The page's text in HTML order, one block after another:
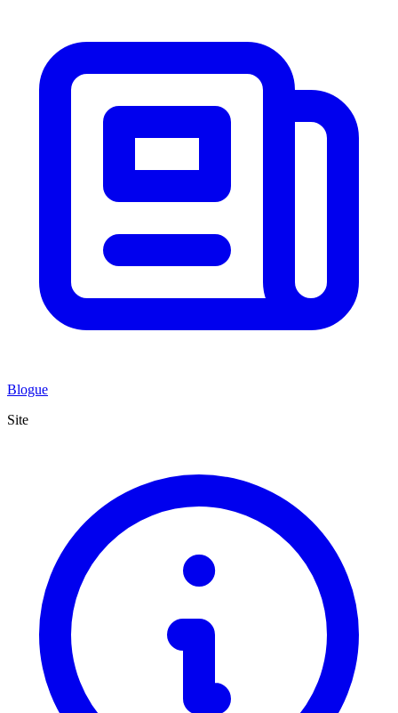
Blogue
Site